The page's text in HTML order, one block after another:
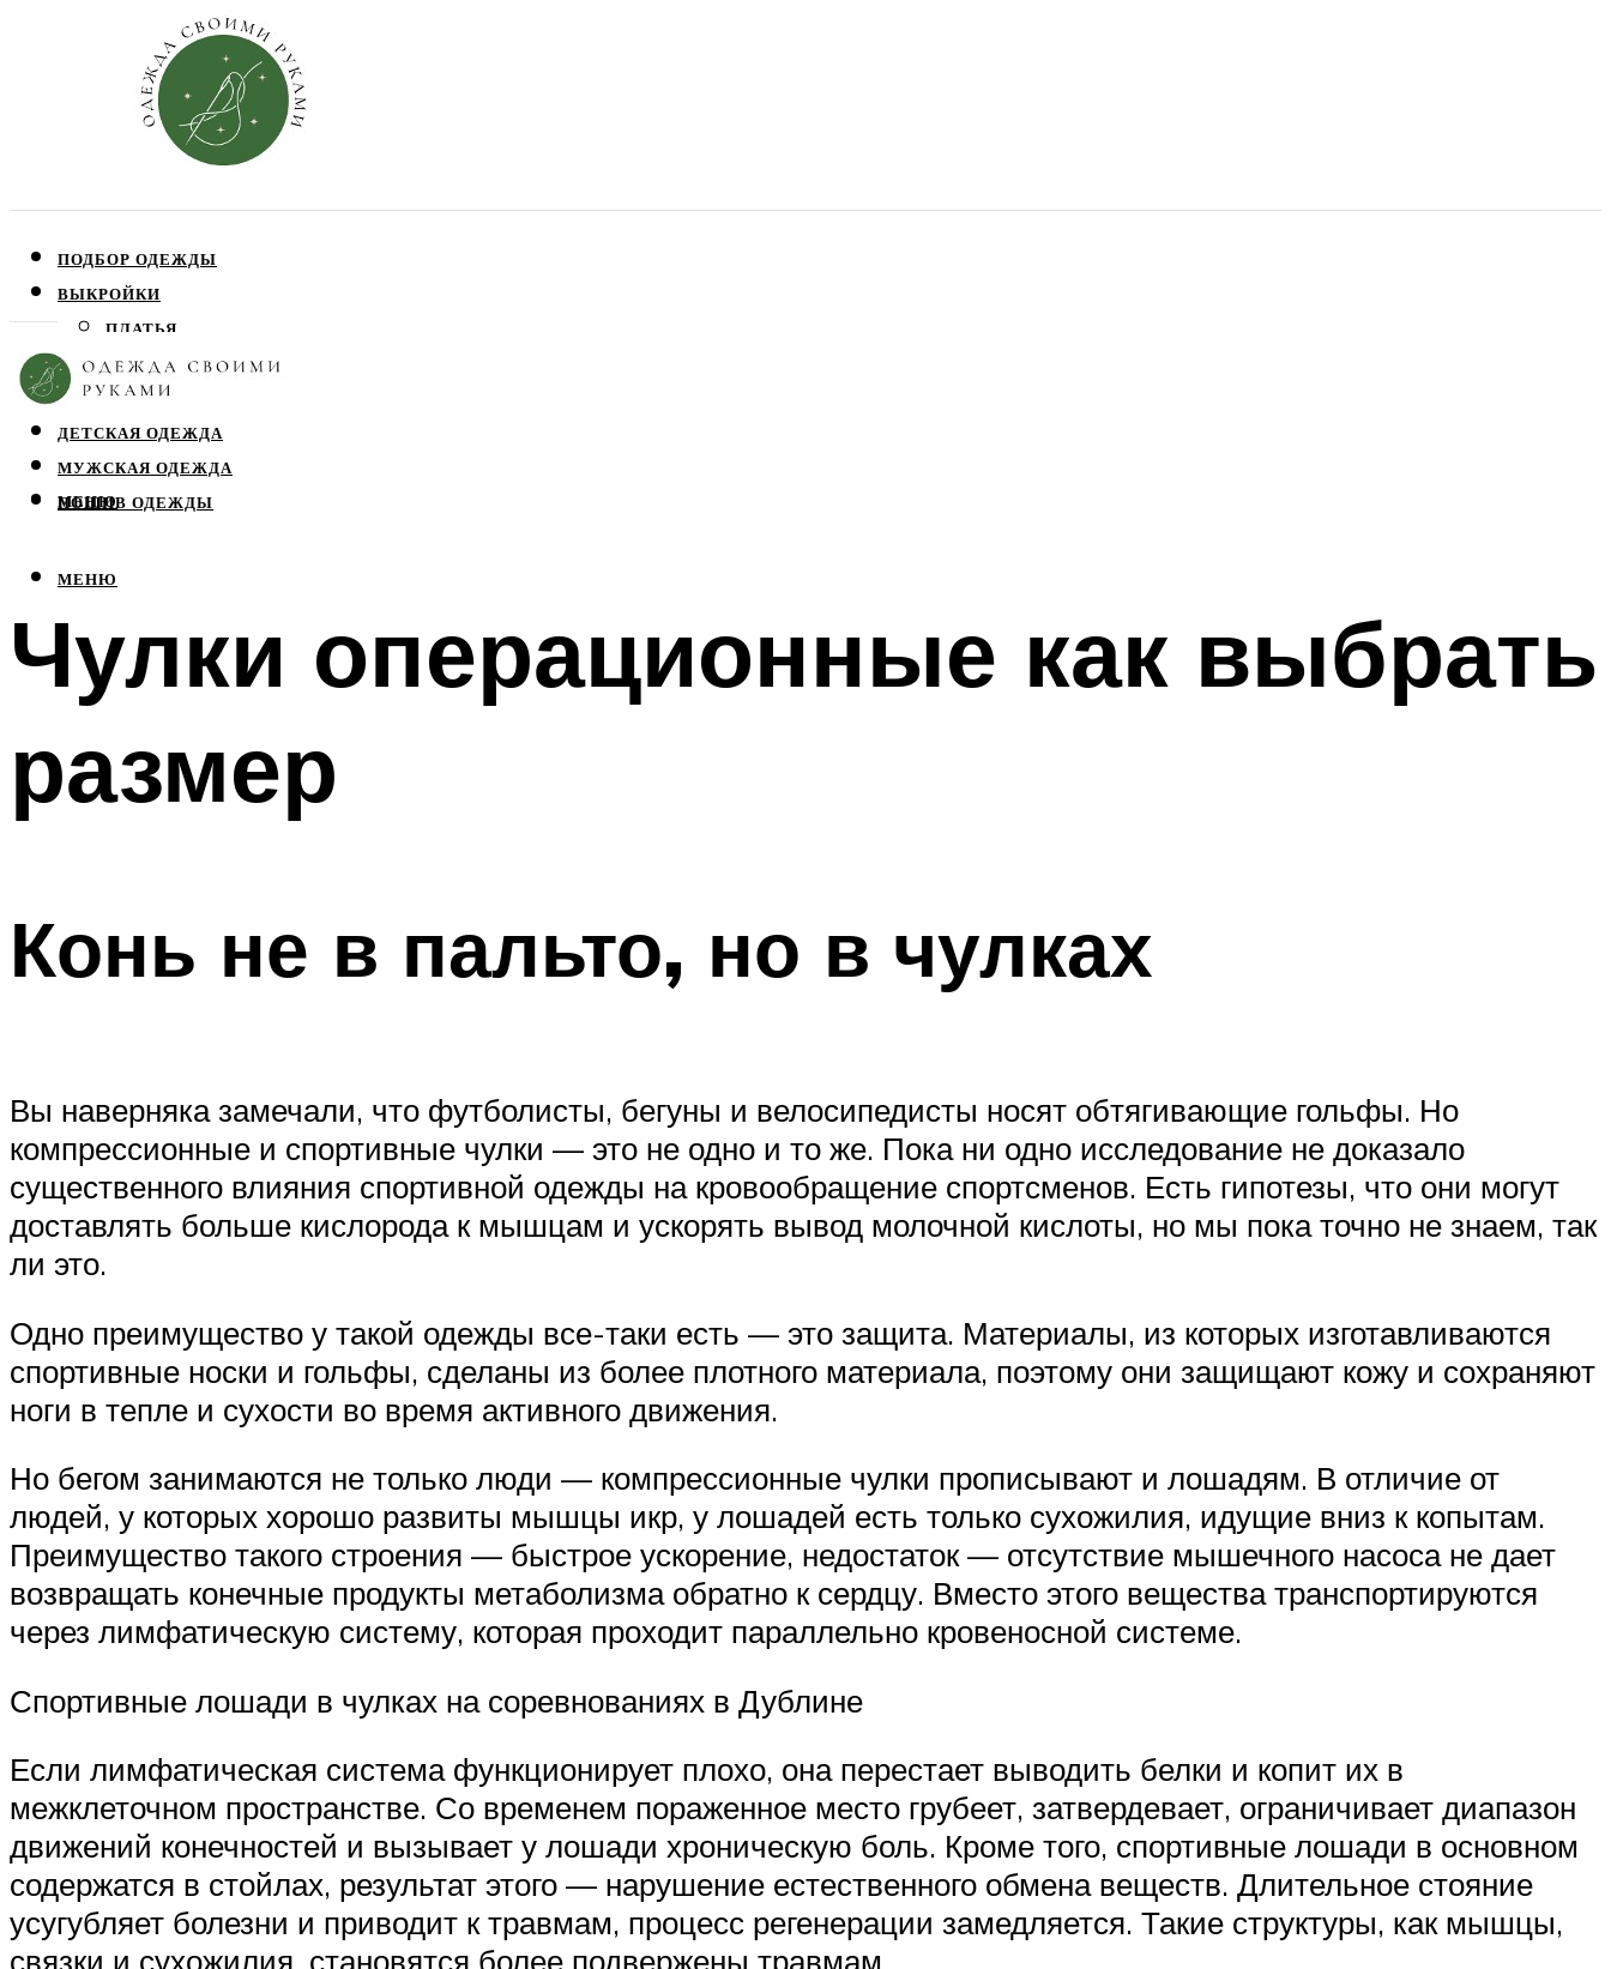
ПОДБОР ОДЕЖДЫ
ВЫКРОЙКИ
ПЛАТЬЯ
ЮБКИ
БЛУЗЫ
ДЕТСКАЯ ОДЕЖДА
МУЖСКАЯ ОДЕЖДА
ПОШИВ ОДЕЖДЫ
МЕНЮ
МЕНЮ
Чулки операционные как выбрать
размер
Конь не в пальто, но в чулках
Вы наверняка замечали, что футболисты, бегуны и велосипедисты носят обтягивающие гольфы. Но
компрессионные и спортивные чулки — это не одно и то же. Пока ни одно исследование не доказало
существенного влияния спортивной одежды на кровообращение спортсменов. Есть гипотезы, что они могут
доставлять больше кислорода к мышцам и ускорять вывод молочной кислоты, но мы пока точно не знаем, так
ли это.
Одно преимущество у такой одежды все-таки есть — это защита. Материалы, из которых изготавливаются
спортивные носки и гольфы, сделаны из более плотного материала, поэтому они защищают кожу и сохраняют
ноги в тепле и сухости во время активного движения.
Но бегом занимаются не только люди — компрессионные чулки прописывают и лошадям. В отличие от
людей, у которых хорошо развиты мышцы икр, у лошадей есть только сухожилия, идущие вниз к копытам.
Преимущество такого строения — быстрое ускорение, недостаток — отсутствие мышечного насоса не дает
возвращать конечные продукты метаболизма обратно к сердцу. Вместо этого вещества транспортируются
через лимфатическую систему, которая проходит параллельно кровеносной системе.
Спортивные лошади в чулках на соревнованиях в Дублине
Если лимфатическая система функционирует плохо, она перестает выводить белки и копит их в
межклеточном пространстве. Со временем пораженное место грубеет, затвердевает, ограничивает диапазон
движений конечностей и вызывает у лошади хроническую боль. Кроме того, спортивные лошади в основном
содержатся в стойлах, результат этого — нарушение естественного обмена веществ. Длительное стояние
усугубляет болезни и приводит к травмам, процесс регенерации замедляется. Такие структуры, как мышцы,
связки и сухожилия, становятся более подвержены травмам.